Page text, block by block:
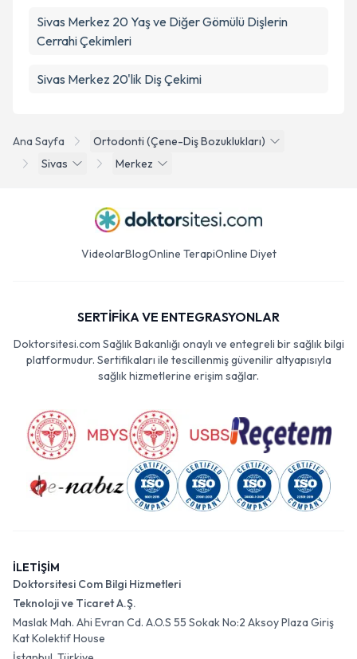
Ana Sayfa
Ortodonti (Çene-Diş Bozuklukları)
Sivas
Merkez
Sivas Merkez 20 Yaş ve Diğer Gömülü Dişlerin
Cerrahi Çekimleri
Sivas Merkez 20'lik Diş Çekimi
VideolarBlogOnline TerapiOnline Diyet
SERTİFİKA VE ENTEGRASYONLAR
Doktorsitesi.com Sağlık Bakanlığı onaylı ve entegreli bir sağlık bilgi
platformudur. Sertifikaları ile tescillenmiş güvenilir altyapısıyla
sağlık hizmetlerine erişim sağlar.
İLETİŞİM
Doktorsitesi Com Bilgi Hizmetleri
Teknoloji ve Ticaret A.Ş.
Maslak Mah. Ahi Evran Cd. A.O.S 55 Sokak No:2 Aksoy Plaza Giriş
Kat Kolektif House